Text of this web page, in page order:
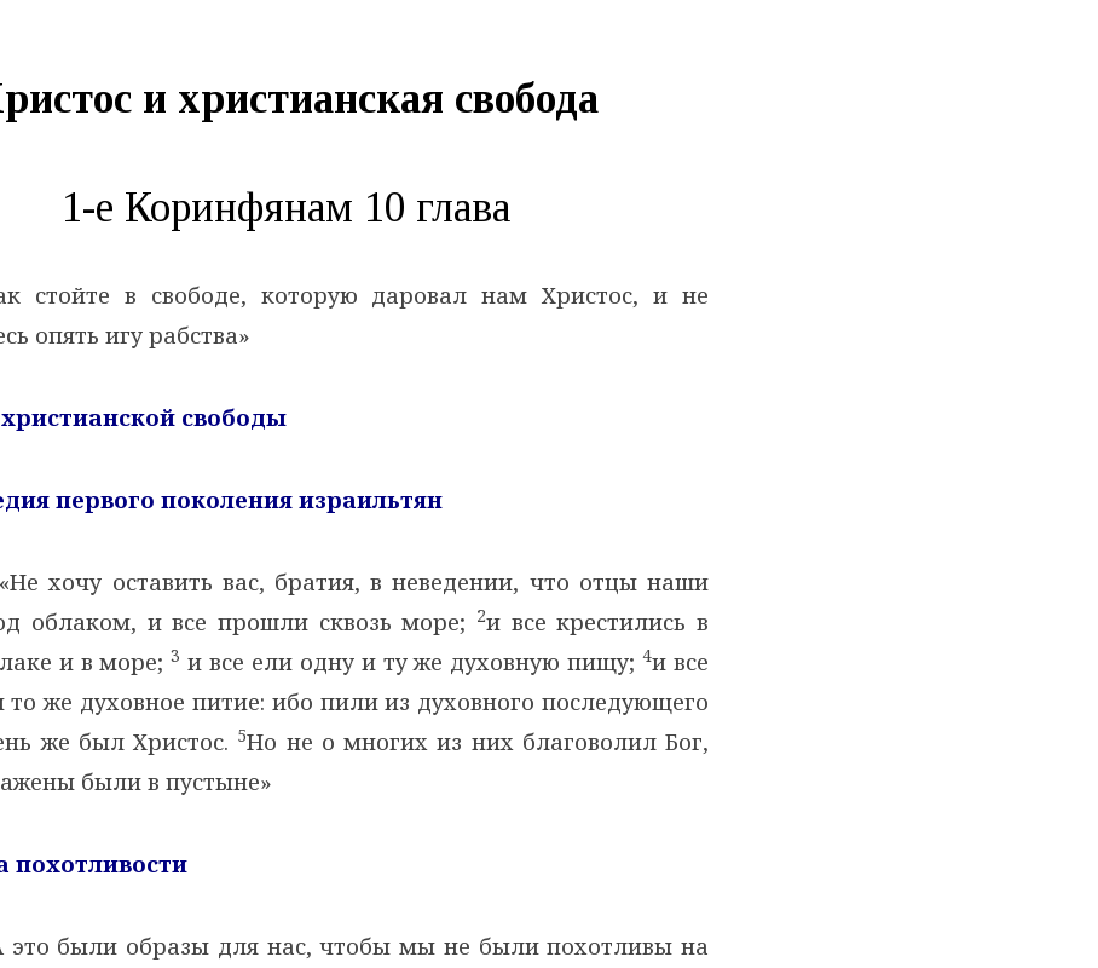
и христианская свобода
1-е Коринфянам 10 глава
стойте в свободе, которую даровал нам Христос, и не
опять игу рабства»
свободы
первого поколения израильтян
«Не хочу оставить вас, братия, в неведении, что отцы наши
облаком, и все прошли сквозь море; 2и все крестились в
и в море;3 и все ели одну и ту же духовную пищу;4и все
же духовное питие: ибо пили из духовного последующего
же был Христос. 5Но не о многих из них благоволил Бог,
были в пустыне»
похотливости
это были образы для нас, чтобы мы не были похотливы на